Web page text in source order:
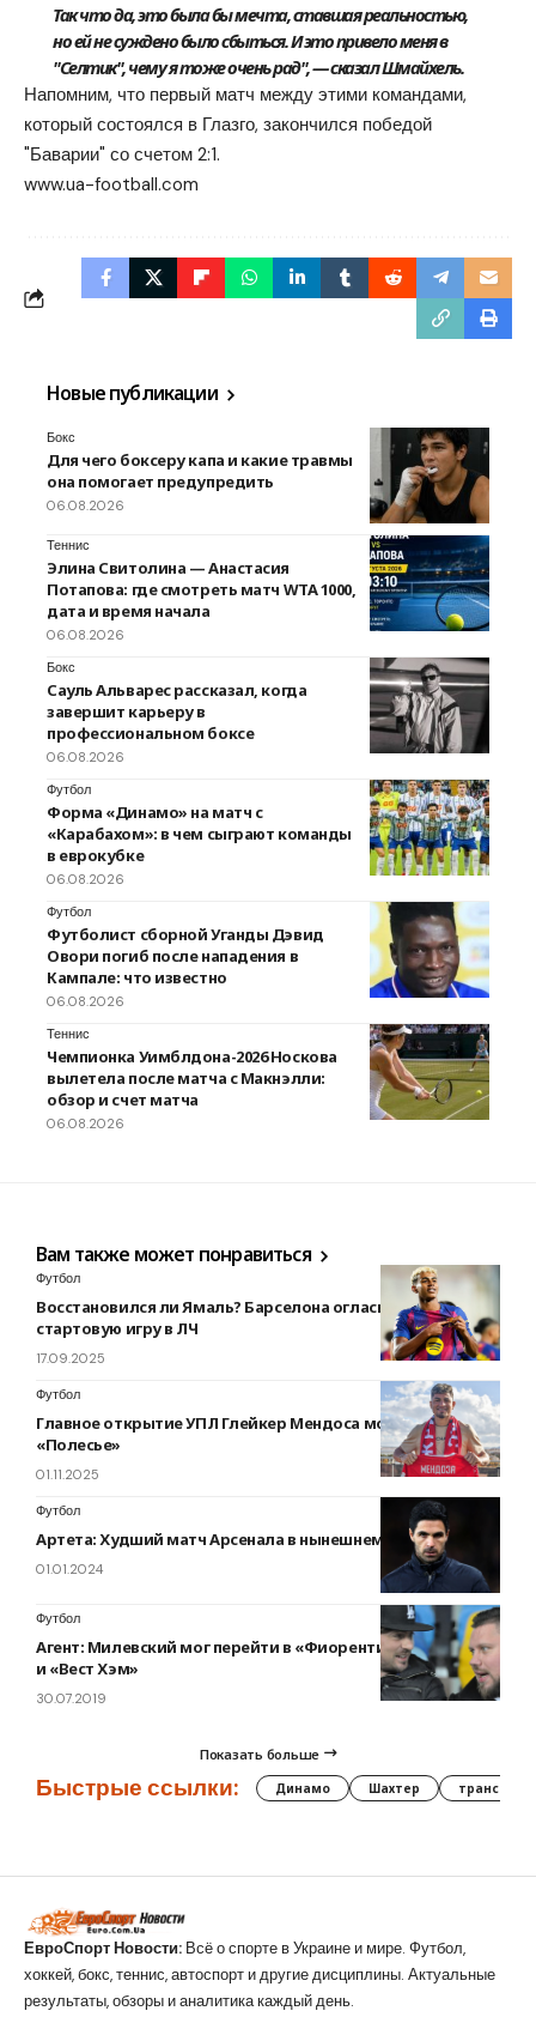
Так что да, это была бы мечта, ставшая реальностью,
но ей не суждено было сбыться. И это привело меня в
"Селтик", чему я тоже очень рад", — сказал Шмайхель.
Напомним, что первый матч между этими командами,
который состоялся в Глазго, закончился победой
"Баварии" со счетом 2:1.
www.ua-football.com
Новые публикации
Бокс
Для чего боксеру капа и какие травмы
она помогает предупредить
06.08.2026
Теннис
Элина Свитолина — Анастасия
Потапова: где смотреть матч WTA 1000,
дата и время начала
06.08.2026
Бокс
Сауль Альварес рассказал, когда
завершит карьеру в
профессиональном боксе
06.08.2026
Футбол
Форма «Динамо» на матч с
«Карабахом»: в чем сыграют команды
в еврокубке
06.08.2026
Футбол
Футболист сборной Уганды Дэвид
Овори погиб после нападения в
Кампале: что известно
06.08.2026
Теннис
Чемпионка Уимблдона-2026 Носкова
вылетела после матча с Макнэлли:
обзор и счет матча
06.08.2026
Вам также может понравиться
Футбол
Восстановился ли Ямаль? Барселона огласила заявку на
стартовую игру в ЛЧ
17.09.2025
Футбол
Главное открытие УПЛ Глейкер Мендоса может перейти в
«Полесье»
01.11.2025
Футбол
Артета: Худший матч Арсенала в нынешнем сезоне
01.01.2024
Футбол
Агент: Милевский мог перейти в «Фиорентину», «Порту»
и «Вест Хэм»
30.07.2019
Показать больше
Быстрые ссылки: Динамо Шахтер трансферы
ЕвроСпорт Новости: Всё о спорте в Украине и мире. Футбол,
хоккей, бокс, теннис, автоспорт и другие дисциплины. Актуальные
результаты, обзоры и аналитика каждый день.